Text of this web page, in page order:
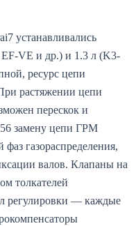
устанавливались
VE и др.) и 1.3 л (K3-
ресурс цепи
растяжении цепи
перескок и
замену цепи ГРМ
газораспределения,
валов. Клапаны на
толкателей
регулировки — каждые